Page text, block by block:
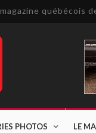
québécois
PHOTOS LE